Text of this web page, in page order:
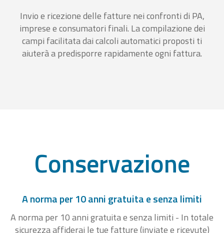
Invio e ricezione delle fatture nei confronti di PA,
imprese e consumatori finali. La compilazione dei
campi facilitata dai calcoli automatici proposti ti
aiuterà a predisporre rapidamente ogni fattura.
Conservazione
A norma per 10 anni gratuita e senza limiti
A norma per 10 anni gratuita e senza limiti - In totale
sicurezza affiderai le tue fatture (inviate e ricevute)